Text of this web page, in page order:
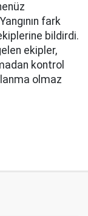
fark
bildirdi.
ekipler,
kontrol
olmaz